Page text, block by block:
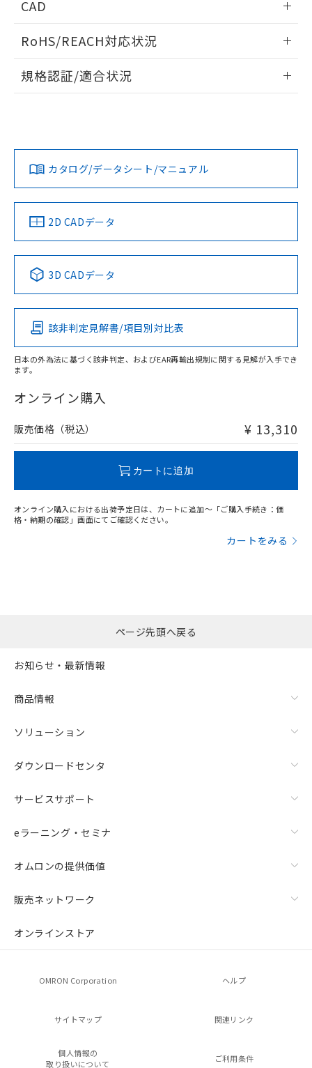
タイムチャート
A: 160mm以上、B: 120mm以上
以上、n: 80mm以上
検出物体の大きさと材質による影響
検出領域
CAD
ドすることができます。
ログイン/会員登録
ダウンロードデータをご利用いただく前に、以下を必ずお読
みください。
ソフトウェアの使用条件
RoHS/REACH対応状況
EU RoHS 注意事項・凡例
対応済み
中国 RoHS 注意事項・凡例
Pb Hg Cd Cr(VI)
O
在庫等で未対応品が混在する可能性があります。
問い合わせください。
規格認証/適合状況
LR型式承認
（イギリス
船舶規格）
DNV型式承認
（ノルウェー
BV型式承認
（フランス
KR型式
（韓国
No No No No
この製品の規格認証/適合状況ページへ
その他の認証はこちらのページからご検索ください
カタログ/データシート/マニュアル
2D CADデータ
3D CADデータ
該非判定見解書/項目別対比表
日本の外為法に基づく該非判定、およびEAR再輸出規制に関する見解が入手でき
ます。
オンライン購入
販売価格（税込） ¥ 13,310
カートに追加
オンライン購入における出荷予定日は、カートに追加～「ご購入手続き：価
格・納期の確認」画面にてご確認ください。
カートをみる
ページ先頭へ戻る
お知らせ・最新情報
商品情報
ソリューション
ダウンロードセンタ
サービスサポート
eラーニング・セミナ
オムロンの提供価値
販売ネットワーク
オンラインストア
OMRON Corporation ヘルプ
サイトマップ 関連リンク
個人情報の
取り扱いについて
ご利用条件